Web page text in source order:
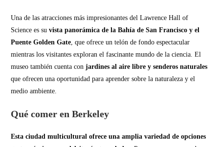
Una de las atracciones más impresionantes del Lawrence Hall of
Science es suvista panorámica de la Bahía de San Francisco y el
Puente Golden Gate, que ofrece un telón de fondo espectacular
mientras los visitantes exploran el fascinante mundo de la ciencia. El
museo también cuenta conjardines al aire libre y senderos naturales
que ofrecen una oportunidad para aprender sobre la naturaleza y el
medio ambiente.
Qué comer en Berkeley
Esta ciudad multicultural ofrece una amplia variedad de opciones